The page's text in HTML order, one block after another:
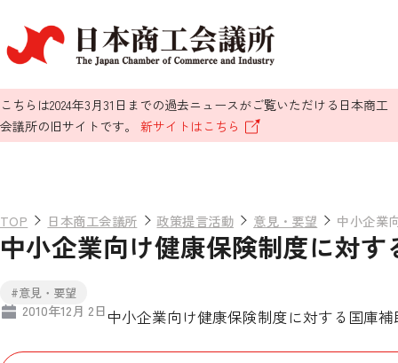
こちらは2024年3月31日までの過去ニュースがご覧いただける日本商工
会議所の旧サイトです。 新サイトはこちら
TOP 日本商工会議所 政策提言活動 意見・要望 中小企業
中小企業向け健康保険制度に対
#意見・要望
2010年12月 2日中小企業向け健康保険制度に対する国庫